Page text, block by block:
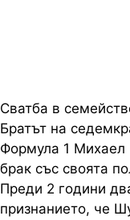
Сватба в
Братът на
Формула 1
брак със своята
Преди 2 години
признанието, че